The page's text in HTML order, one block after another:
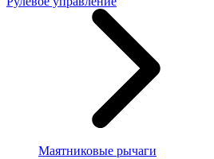
Маятниковые рычаги